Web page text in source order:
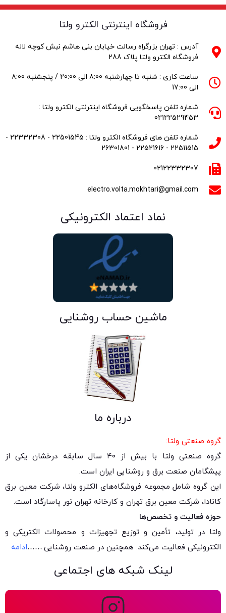
فروشگاه اینترنتی الکترو ولتا
آدرس : تهران بزرگراه رسالت خیابان بنی هاشم نبش کوچه لاله
فروشگاه الکترو ولتا پلاک 288
ساعت کاری : شنبه تا چهارشنبه 8:00 الی 20:00 / پنجشنبه 8:00
الی 17:00
شماره تلفن پاسخگویی فروشگاه اینترنتی الکترو ولتا :
02122529453
شماره تلفن های فروشگاه الکترو ولتا : 22501545 - 22332308 -
22511515 - 22521616 - 26301801
02122332307
electro.volta.mokhtari@gmail.com
نماد اعتماد الکترونیکی
ماشین حساب روشنایی
درباره ما
صنعتی ولتا:
گروه صنعتی ولتا با بیش از ۴۰ سال سابقه درخشان یکی از
صنعت برق و روشنایی ایران است.
گروه شامل مجموعه فروشگاه‌های الکترو ولتا، شرکت معین برق
شرکت معین برق تهران و کارخانه تهران نور پاسارگاد است.
فعالیت و تخصص‌ها
در تولید، تأمین و توزیع تجهیزات و محصولات الکتریکی و
فعالیت می‌کند. همچنین در صنعت روشنایی.……ادامه
لینک شبکه های اجتماعی